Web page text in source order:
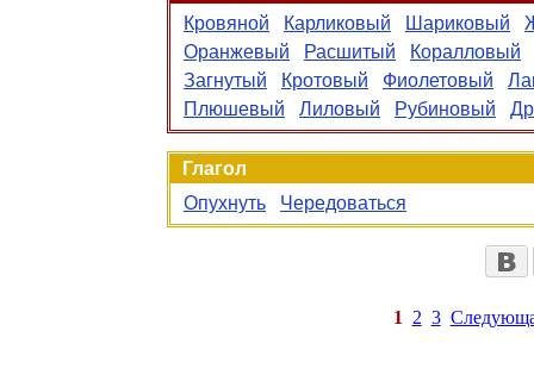
Кровяной
Карликовый Шариковый
Оранжевый
Расшитый
Коралловый
Загнутый
Кротовый Фиолетовый
Плюшевый
Лиловый Рубиновый
Глагол
Опухнуть
Чередоваться
1 2 3